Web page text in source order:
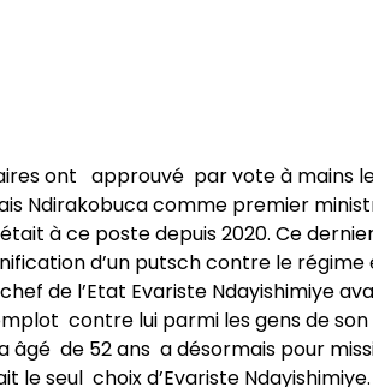
ont approuvé par vote à mains
Ndirakobuca comme premier
à ce poste depuis 2020. Ce
d’un putsch contre le régime
de l’Etat Evariste Ndayishimiye
contre lui parmi les gens de son
âgé de 52 ans a désormais pour
seul choix d’Evariste Ndayishimiye.